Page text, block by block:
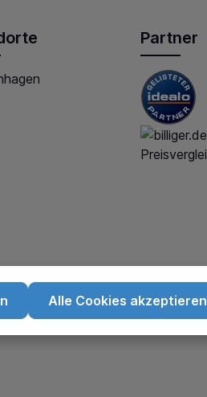
Partner
Alle Cookies akzeptieren